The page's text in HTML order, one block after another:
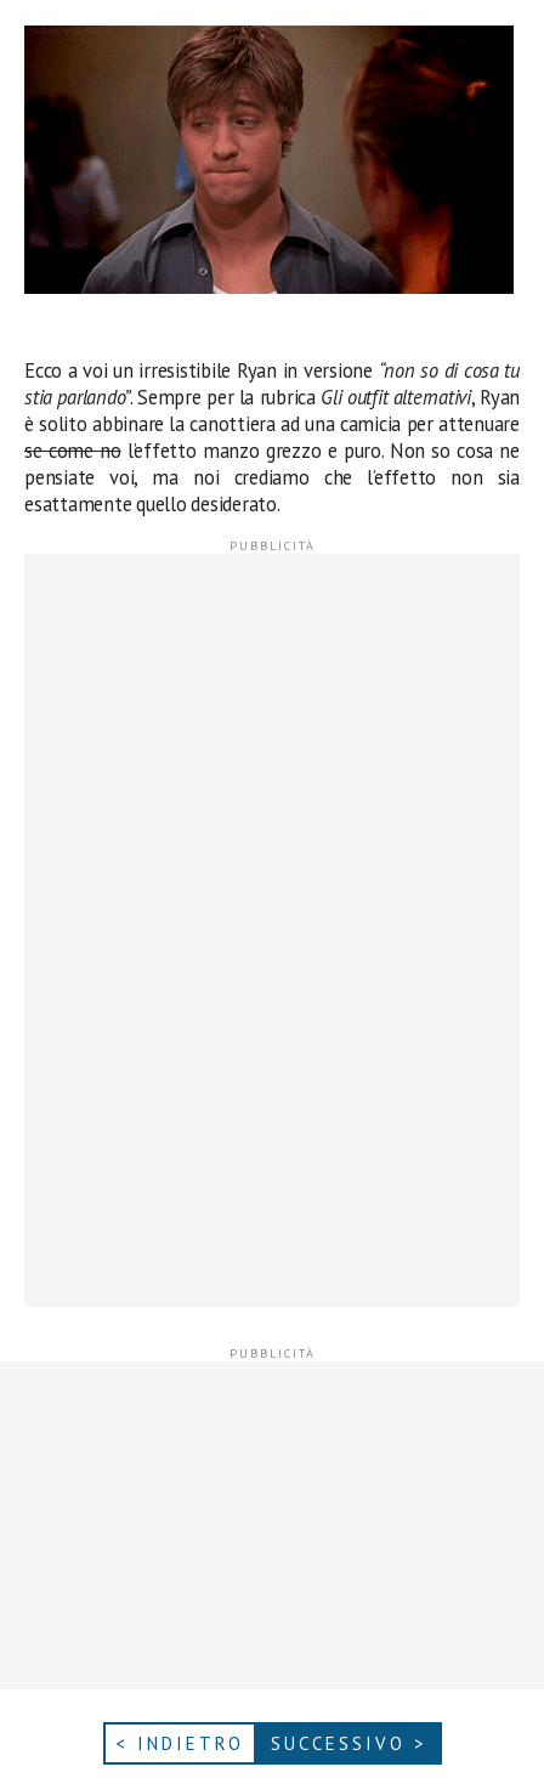
Ecco a voi un irresistibile Ryan in versione “non so di cosa tu
stia parlando”. Sempre per la rubrica Gli outfit alternativi, Ryan
è solito abbinare la canottiera ad una camicia per attenuare
se come nol’effetto manzo grezzo e puro. Non so cosa ne
pensiate voi, ma noi crediamo che l’effetto non sia
esattamente quello desiderato.
< INDIETRO SUCCESSIVO >